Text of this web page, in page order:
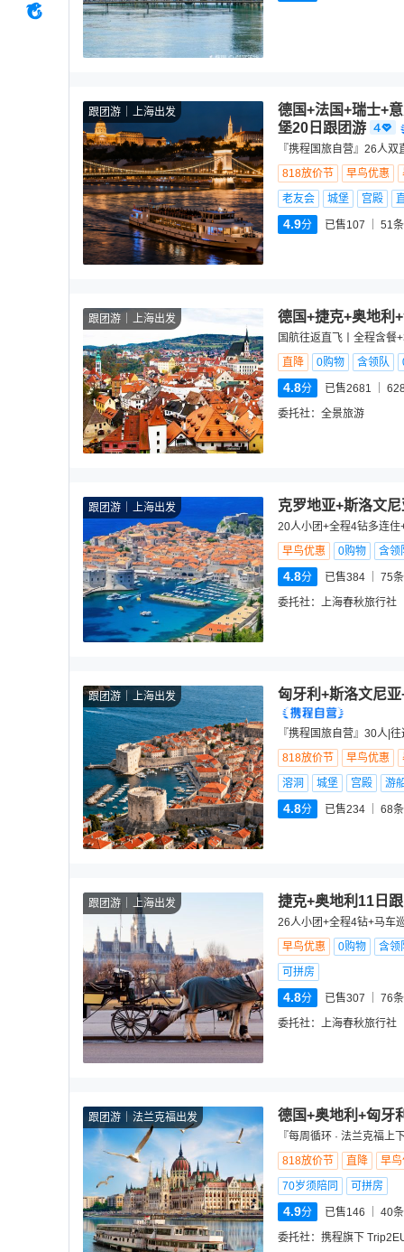
跟团游 上海出发
德国+法国+瑞士+
堡20日跟团游
『携程国旅自营』26人
818放价节
早鸟优惠
老友会
城堡 宫殿
4.9分 已售107 51
跟团游 上海出发 德国+捷克+奥地利
国航往返直飞丨全程含餐
直降
0购物 含领队
4.8分 已售2681
委托社： 全景旅游
跟团游 上海出发 克罗地亚+斯洛文
20人小团+全程4钻多连
早鸟优惠
0购物 含领
4.8分 已售384 75
委托社： 上海春秋旅行社
跟团游 上海出发 匈牙利+斯洛文尼
『携程国旅自营』30人|
818放价节
早鸟优惠
溶洞
城堡 宫殿 游
4.8分 已售234 68
跟团游 上海出发 捷克+奥地利11日
26人小团+全程4钻+马车
早鸟优惠
0购物
含领
可拼房
4.8分 已售307 76
委托社： 上海春秋旅行社
跟团游 法兰克福出发 德国+奥地利+匈牙
『每周循环 · 法兰克福
818放价节
直降
早
70岁须陪同
可拼房
4.9分 已售146 40
委托社： 携程旗下